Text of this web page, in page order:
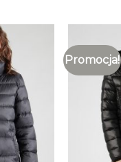
Promocja!